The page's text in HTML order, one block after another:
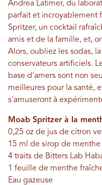
Andrea Latimer, du
parfait et incroyablement
Spritzer, un cocktail
amis et de la famille, et,
Alors, oubliez les sodas,
conservateurs artificiels.
base d'amers sont non
meilleures pour la santé,
s'amuseront à
Moab Spritzer à la
0,25 oz de jus de citron
15 ml de sirop de
4 traits de Bitters Lab
1 feuille de menthe
Eau gazeuse